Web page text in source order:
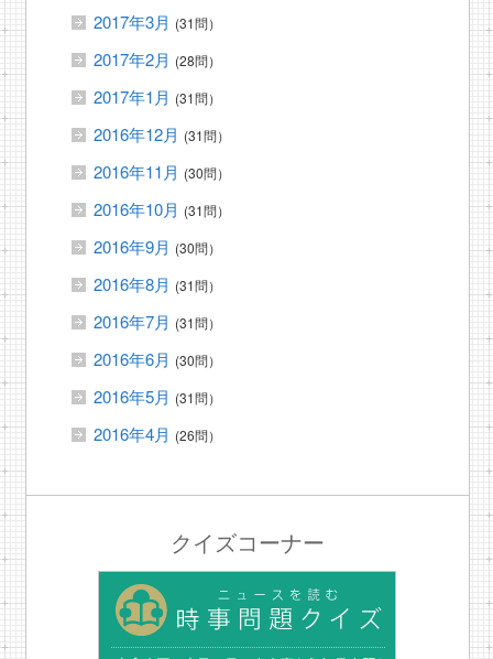
2017年3月 (31問）
2017年2月 (28問）
2017年1月 (31問）
2016年12月 (31問）
2016年11月 (30問）
2016年10月 (31問）
2016年9月 (30問）
2016年8月 (31問）
2016年7月 (31問）
2016年6月 (30問）
2016年5月 (31問）
2016年4月 (26問）
クイズコーナー